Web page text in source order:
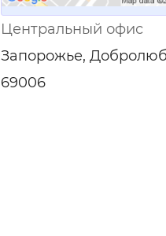
Кирпич, цемент,
щебень и др.
Работа в
Резюме
Центральный офис
Запорожье,
69006